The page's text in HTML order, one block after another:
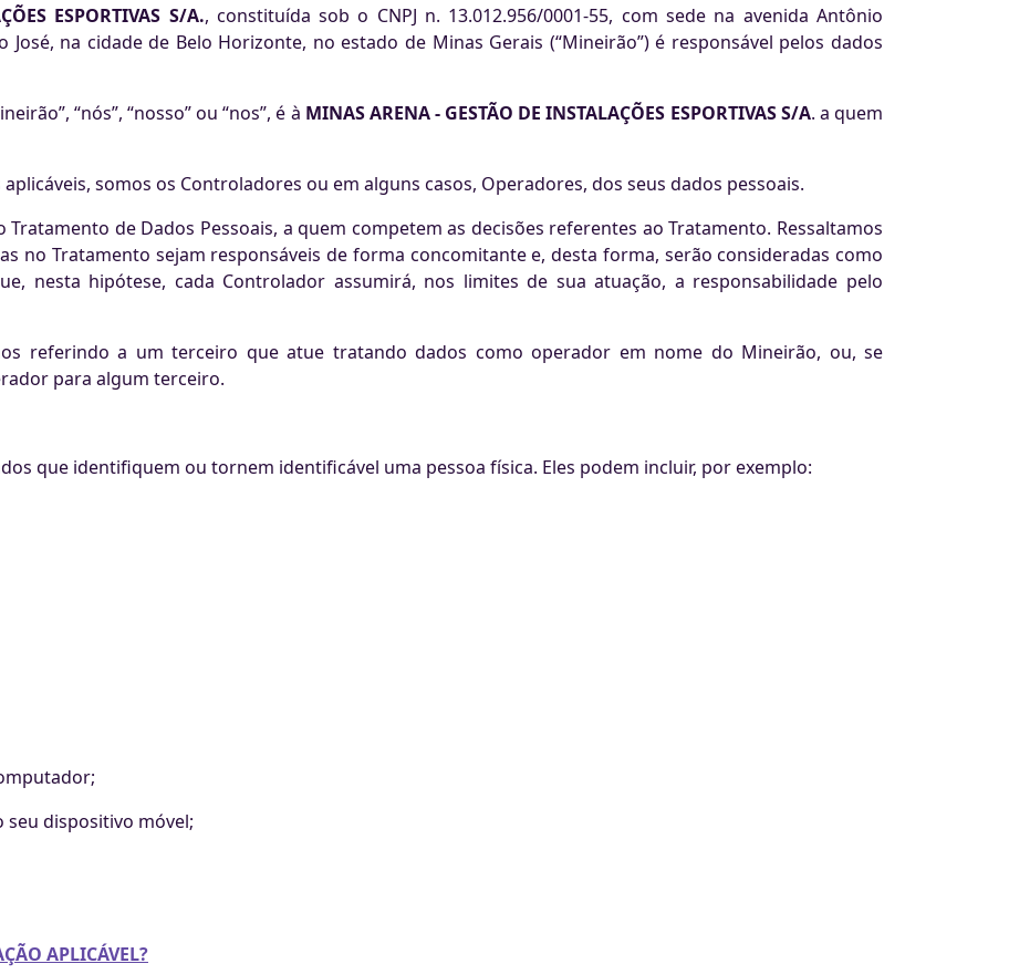
ESPORTIVAS S/A., constituída sob o CNPJ n. 13.012.956/0001-55, com sede na avenida Antônio
na cidade de Belo Horizonte, no estado de Minas Gerais (“Mineirão”) é responsável pelos dados
“nós”, “nosso” ou “nos”, é à MINAS ARENA - GESTÃO DE INSTALAÇÕES ESPORTIVAS S/A. a quem
somos os Controladores ou em alguns casos, Operadores, dos seus dados pessoais.
de Dados Pessoais, a quem competem as decisões referentes ao Tratamento. Ressaltamos
no Tratamento sejam responsáveis de forma concomitante e, desta forma, serão consideradas como
nesta hipótese, cada Controlador assumirá, nos limites de sua atuação, a responsabilidade pelo
referindo a um terceiro que atue tratando dados como operador em nome do Mineirão, ou, se
para algum terceiro.
que identifiquem ou tornem identificável uma pessoa física. Eles podem incluir, por exemplo:
seu dispositivo móvel;
APLICÁVEL?